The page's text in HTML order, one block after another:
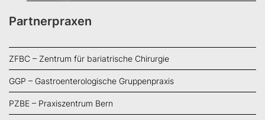
Partnerpraxen
ZFBC – Zentrum für bariatrische Chirurgie
GGP – Gastroenterologische Gruppenpraxis
PZBE – Praxiszentrum Bern